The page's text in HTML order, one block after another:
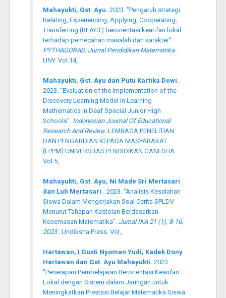
Mahayukti, Gst. Ayu. 2023. "Pengaruh strategi
Relating, Experiencing, Applying, Cooperating,
Transferring (REACT) berorientasi kearifan lokal
terhadap pemecahan masalah dan karakter".
PYTHAGORAS: Jurnal Pendidikan Matematika .
UNY. Vol.14,
Mahayukti, Gst. Ayu dan Putu Kartika Dewi.
2023. "Evaluation of the Implementation of the
Discovery Learning Model in Learning
Mathematics in Deaf Special Junior High
Schools". Indonesian Journal Of Educational
Research And Review. LEMBAGA PENELITIAN
DAN PENGABDIAN KEPADA MASYARAKAT
(LPPM) UNIVERSITAS PENDIDIKAN GANESHA.
Vol.5,
Mahayukti, Gst. Ayu, Ni Made Sri Mertasari
dan Luh Mertasari . 2023. "Analisis Kesalahan
Siswa Dalam Mengerjakan Soal Cerita SPLDV
Menurut Tahapan Kastolan Berdasarkan
Kecemasan Matematika". Jurnal IKA 21 (1), 8-16,
2023 . Undiksha Press. Vol.,
Hartawan, I Gusti Nyoman Yudi, Kadek Dony
Hartawan dan Gst. Ayu Mahayukti. 2023.
"Penerapan Pembelajaran Berorientasi Kearifan
Lokal dengan Sistem dalam Jaringan untuk
Meningkatkan Prestasi Belajar Matematika Siswa